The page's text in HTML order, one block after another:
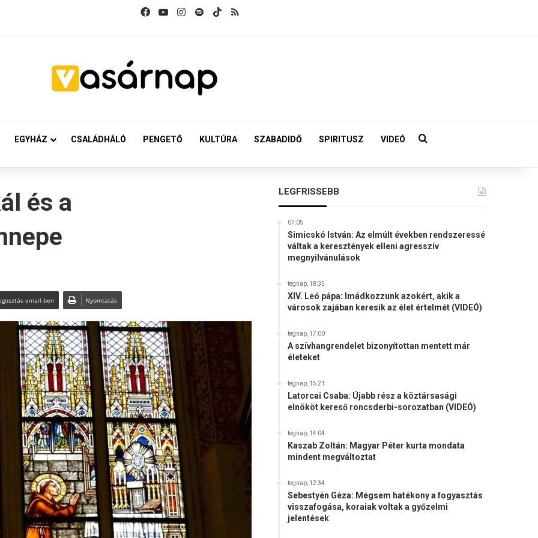
FacebookYouTubeInstagram
SpotifyTikTok
EGYHÁZ CSALÁDHÁLÓ PENGETŐ KULTÚRA SZABADIDŐ SPIRITUSZ VIDEÓ Keresés:
és a
email-ben Nyomtatás
LEGFRISSEBB
07:05
Simicskó István: Az elmúlt években rendszeressé
váltak a keresztények elleni agresszív
megnyilvánulások
tegnap, 18:35
XIV. Leó pápa: Imádkozzunk azokért, akik a
városok zajában keresik az élet értelmét (VIDEÓ)
tegnap, 17:00
A szívhangrendelet bizonyítottan mentett már
életeket
tegnap, 15:21
Latorcai Csaba: Újabb rész a köztársasági
elnököt kereső roncsderbi-sorozatban (VIDEÓ)
tegnap, 14:04
Kaszab Zoltán: Magyar Péter kurta mondata
mindent megváltoztat
tegnap, 12:34
Sebestyén Géza: Mégsem hatékony a fogyasztás
visszafogása, koraiak voltak a győzelmi
jelentések